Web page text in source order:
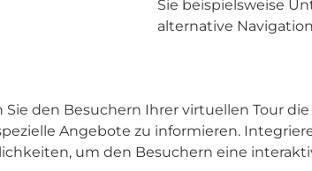
Sie beispielsweise
alternative
Sie den Besuchern Ihrer virtuellen Tour
Angebote zu informieren.
um den Besuchern eine